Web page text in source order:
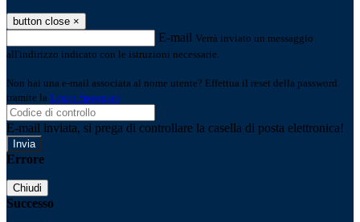
button close ×
E-mail Verrà inviato un messaggio
all'indirizzo indicato con le istruzioni necessarie.
Non hai una e-mail associata al nome utente? Effettua il reset della password
tramite la Login Spaggiari
E-mail inviata, si prega di controllare la casella di posta elettronica!
Errore
Chiudi
Successo